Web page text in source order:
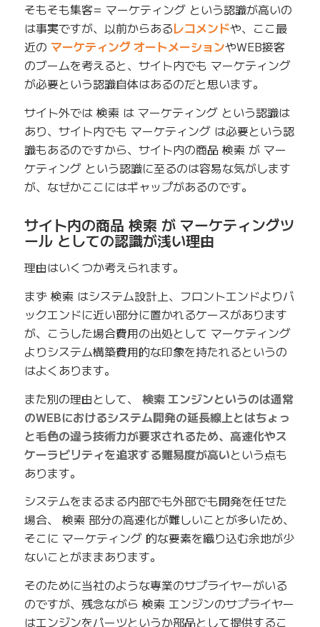
そもそも集客= マーケティング という認識が高いの
は事実ですが、以前からあるレコメンドや、ここ最
近の マーケティング オートメーションやWEB接客
のブームを考えると、サイト内でも マーケティング
が必要という認識自体はあるのだと思います。
サイト外では 検索 は マーケティング という認識は
あり、サイト内でも マーケティング は必要という認
識もあるのですから、サイト内の商品 検索 が マー
ケティング という認識に至るのは容易な気がします
が、なぜかここにはギャップがあるのです。
サイト内の商品 検索 が マーケティングツ
ール としての認識が浅い理由
理由はいくつか考えられます。
まず 検索 はシステム設計上、フロントエンドよりバ
ックエンドに近い部分に置かれるケースがあります
が、こうした場合費用の出処として マーケティング
よりシステム構築費用的な印象を持たれるというの
はよくあります。
また別の理由として、 検索 エンジンというのは通常
のWEBにおけるシステム開発の延長線上とはちょっ
と毛色の違う技術力が要求されるため、高速化やス
ケーラビリティを追求する難易度が高いという点も
あります。
システムをまるまる内部でも外部でも開発を任せた
場合、 検索 部分の高速化が難しいことが多いため、
そこに マーケティング 的な要素を織り込む余地が少
ないことがままあります。
そのために当社のような専業のサプライヤーがいる
のですが、残念ながら 検索 エンジンのサプライヤー
はエンジンをパーツというか部品として提供するこ